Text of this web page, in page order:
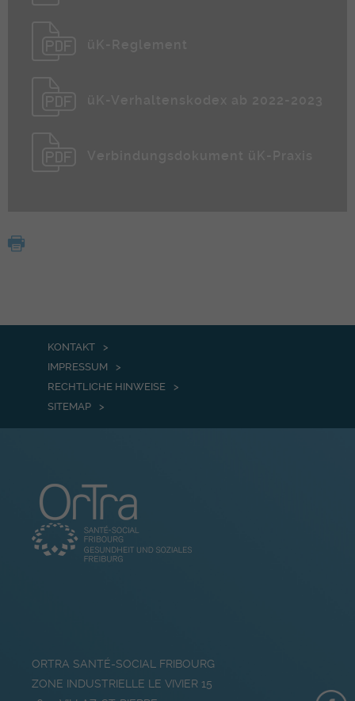
KONTAKT
IMPRESSUM
RECHTLICHE HINWEISE
SITEMAP
ORTRA SANTÉ-SOCIAL FRIBOURG
ZONE INDUSTRIELLE LE VIVIER 15